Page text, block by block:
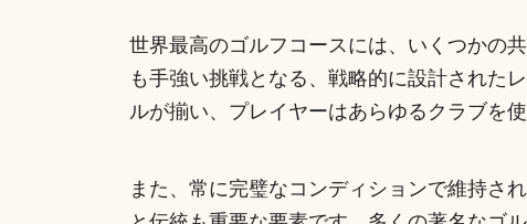
世界最高のゴルフコースには、いくつかの
も手強い挑戦となる、戦略的に設計された
ルが揃い、プレイヤーはあらゆるクラブを
また、常に完璧なコンディションで維持さ